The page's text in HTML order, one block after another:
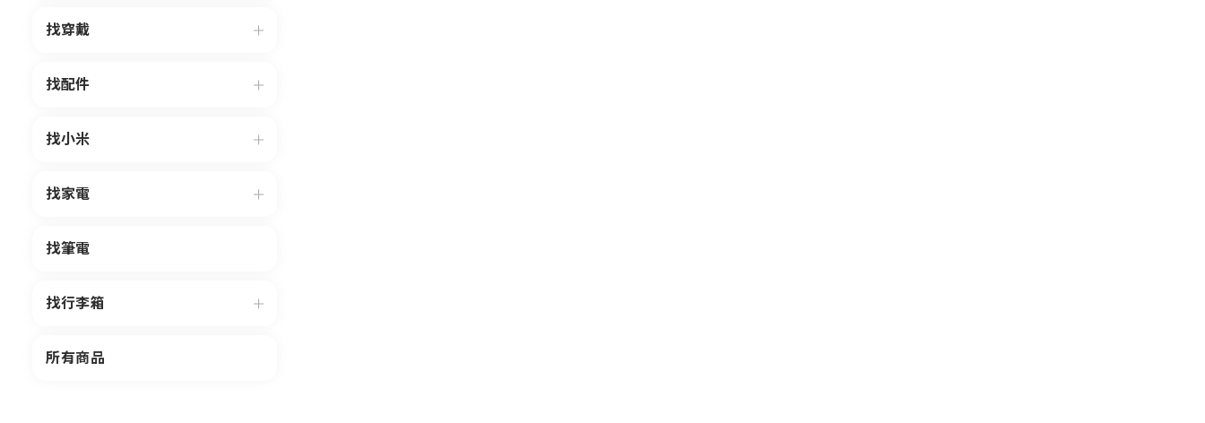
找穿戴
找配件
找小米
找家電
找筆電
找行李箱
所有商品